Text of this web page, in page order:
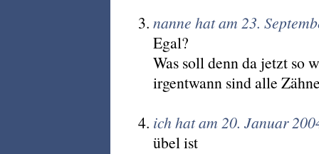
nanne hat am 23.
Egal?
Was soll denn da jetzt so
irgentwann sind alle
ich hat am 20. Januar
übel ist